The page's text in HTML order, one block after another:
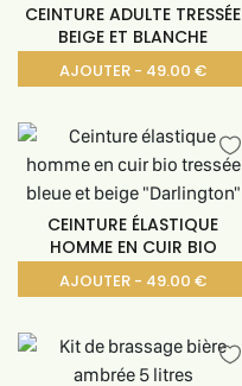
CEINTURE ADULTE TRESSÉE
BEIGE ET BLANCHE
AJOUTER - 49.00 €
CEINTURE ÉLASTIQUE
HOMME EN CUIR BIO
AJOUTER - 49.00 €